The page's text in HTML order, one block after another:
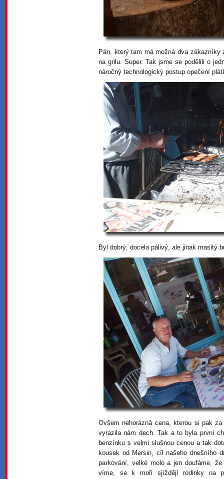
Pán, který tam má možná dva
na grilu. Super. Tak jsme se podělili o
náročný technologický postup opečení
Byl dobrý, docela pálivý, ale jinak masitý
Ovšem nehorázná cena, kterou si pak
vyrazila nám dech. Tak a to byla první
benzínku s velmi slušnou cenou a tak
kousek od Mersin, cíl našeho dnešního
parkování, velké molo a jen doufáme,
víme, se k moři sjíždějí rodinky na